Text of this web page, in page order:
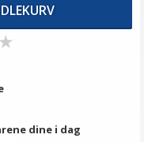
★
dine i dag